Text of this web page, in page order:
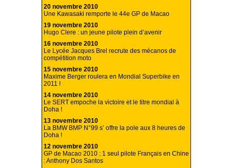
20 novembre 2010
Une Kawasaki remporte le 44e GP de Macao
19 novembre 2010
Hugo Clere : un jeune pilote plein d’avenir
16 novembre 2010
Le Lycée Jacques Brel recrute des mécanos de
compétition moto
15 novembre 2010
Maxime Berger roulera en Mondial Superbike en
2011 !
14 novembre 2010
Le SERT empoche la victoire et le titre mondial à
Doha !
13 novembre 2010
La BMW BMP N°99 s’ offre la pole aux 8 heures de
Doha !
12 novembre 2010
GP de Macao 2010 : 1 seul pilote Français en Chine
: Anthony Dos Santos